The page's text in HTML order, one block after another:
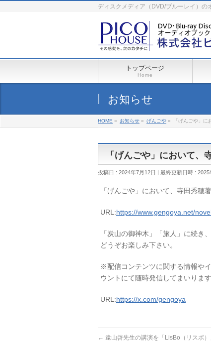
ディスクメディア（DVD/ブルーレイ）の
トップページ
Home
お知らせ
HOME » お知らせ » げんごや » 「げんごや」
「げんごや」において、
投稿日 : 2024年7月12日 最終更新日時 : 2025
「げんごや」において、寺田秀穂
URL:https://www.gengoya.net/
「炭山の御神木」「旅人」に続き
どうぞお楽しみ下さい。
※配信コンテンツに関する情報や
ウントにて随時発信してまいります
URL:https://x.com/gengoya
← 遠山啓先生の講演を「LisBo（リスボ